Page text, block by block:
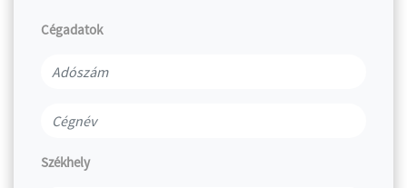
Cégadatok
Székhely